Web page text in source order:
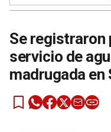
Se registraron
servicio de
madrugada en